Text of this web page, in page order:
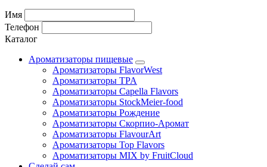
Имя
Телефон
Каталог
Ароматизаторы пищевые
Ароматизаторы FlavorWest
Ароматизаторы TPA
Ароматизаторы Capella Flavors
Ароматизаторы StockMeier-food
Ароматизаторы Рождение
Ароматизаторы Скорпио-Аромат
Ароматизаторы FlavourArt
Ароматизаторы Top Flavors
Ароматизаторы MIX by FruitCloud